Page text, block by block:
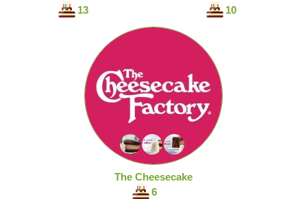
13
10
The Cheesecake
6